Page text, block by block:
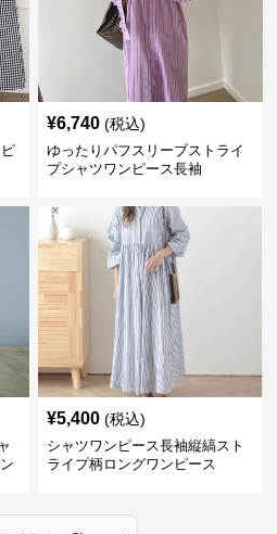
¥6,740 (税込)
ゆったりパフスリーブストライ
プシャツワンピース長袖
¥5,400 (税込)
シャツワンピース長袖縦縞スト
ライプ柄ロングワンピース